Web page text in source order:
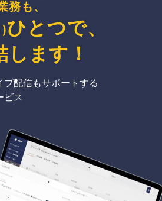
務も、
ひとつで、
します ！
ブ配信もサポートする
ビス